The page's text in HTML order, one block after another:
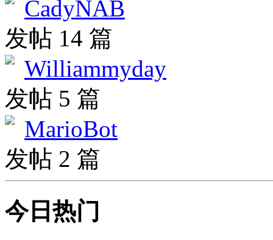
CadyNAB
发帖 14 篇
Williammyday
发帖 5 篇
MarioBot
发帖 2 篇
今日热门